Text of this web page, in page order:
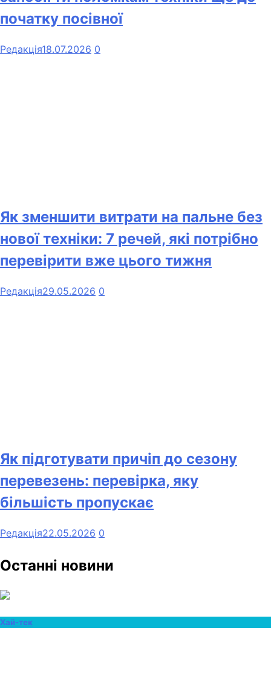
початку посівної
Редакція18.07.2026 0
Як зменшити витрати на пальне без
нової техніки: 7 речей, які потрібно
перевірити вже цього тижня
Редакція29.05.2026 0
Як підготувати причіп до сезону
перевезень: перевірка, яку
більшість пропускає
Редакція22.05.2026 0
Останні новини
Хай-тек